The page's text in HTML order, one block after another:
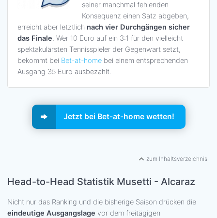
seiner manchmal fehlenden
Konsequenz einen Satz abgeben,
erreicht aber letztlich nach vier Durchgängen sicher
das Finale. Wer 10 Euro auf ein 3:1 für den vielleicht
spektakulärsten Tennisspieler der Gegenwart setzt,
bekommt bei Bet-at-home bei einem entsprechenden
Ausgang 35 Euro ausbezahlt.
Jetzt bei Bet-at-home wetten!
zum Inhaltsverzeichnis
Head-to-Head Statistik Musetti - Alcaraz
Nicht nur das Ranking und die bisherige Saison drücken die
eindeutige Ausgangslage vor dem freitägigen